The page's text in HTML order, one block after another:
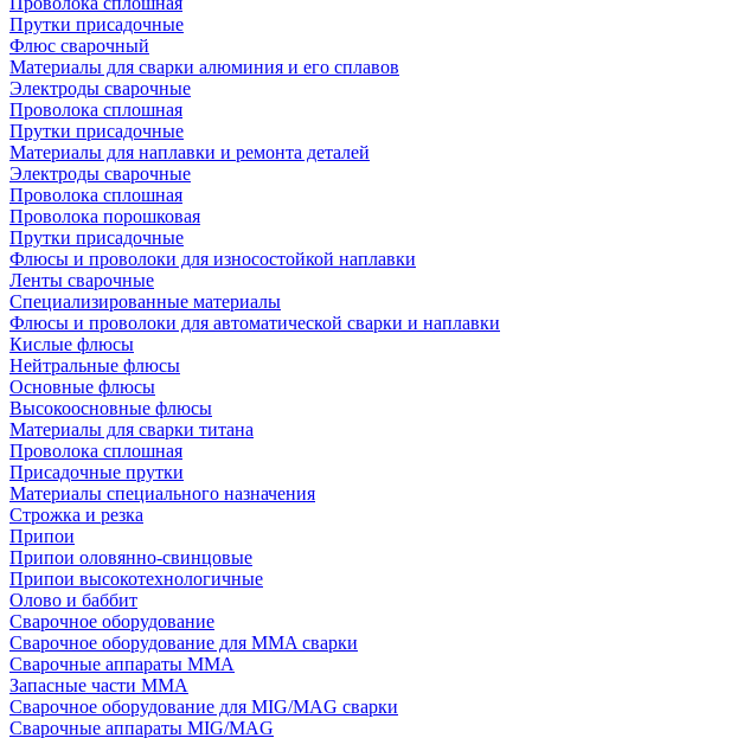
Прутки присадочные
Флюс сварочный
Материалы для сварки алюминия и его сплавов
Электроды сварочные
Проволока сплошная
Прутки присадочные
Материалы для наплавки и ремонта деталей
Электроды сварочные
Проволока сплошная
Проволока порошковая
Прутки присадочные
Флюсы и проволоки для износостойкой наплавки
Ленты сварочные
Специализированные материалы
Флюсы и проволоки для автоматической сварки и наплавки
Кислые флюсы
Нейтральные флюсы
Основные флюсы
Высокоосновные флюсы
Материалы для сварки титана
Проволока сплошная
Присадочные прутки
Материалы специального назначения
Строжка и резка
Припои
Припои оловянно-свинцовые
Припои высокотехнологичные
Олово и баббит
Сварочное оборудование
Сварочное оборудование для MMA сварки
Сварочные аппараты MMA
Запасные части MMA
Сварочное оборудование для MIG/MAG сварки
Сварочные аппараты MIG/MAG